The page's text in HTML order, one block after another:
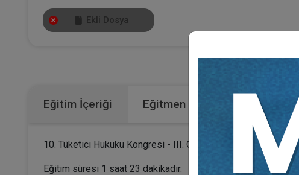
Ekli Dosya
Eğitim İçeriği Eğitmen
10. Tüketici Hukuku Kongresi - III. Oturumunun video kaydıdır.
Eğitim süresi 1 saat 23 dakikadır.